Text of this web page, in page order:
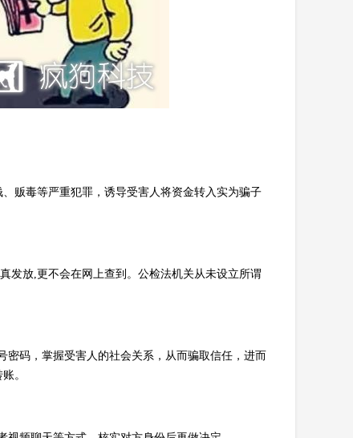
贩毒等严重犯罪，诱导受害人将资金转入实为骗子
发放,更不会在网上查到。公检法机关从未设立所谓
码，掌握受害人的社会关系，从而骗取信任，进而
。